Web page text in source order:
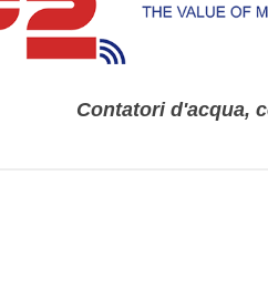
Contatori d'acqua,